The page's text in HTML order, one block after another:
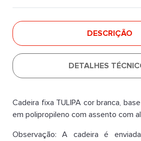
DESCRIÇÃO
DETALHES
Cadeira fixa TULIPA cor branca,
em polipropileno com assento com
Observação: A cadeira é